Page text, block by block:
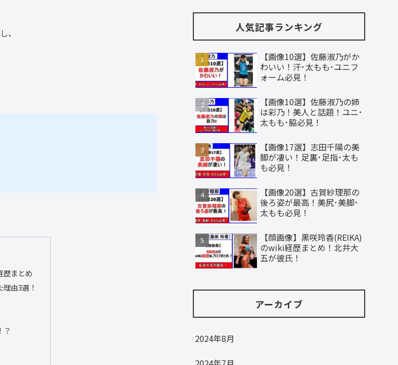
、
歴まとめ
由3選！
？
人気記事ランキング
【画像10選】佐藤淑乃がか
わいい！汗･太もも･ユニフ
ォーム必見！
【画像10選】佐藤淑乃の姉
は彩乃！美人と話題！ユニ･
太もも･脇必見！
【画像17選】志田千陽の美
脚が凄い！足裏･足指･太も
も必見！
【画像20選】古賀紗理那の
後ろ姿が最高！美尻･美脚･
太もも必見！
【顔画像】黒咲玲香(REIKA)
のwiki経歴まとめ！北井大
五が彼氏！
アーカイブ
2024年8月